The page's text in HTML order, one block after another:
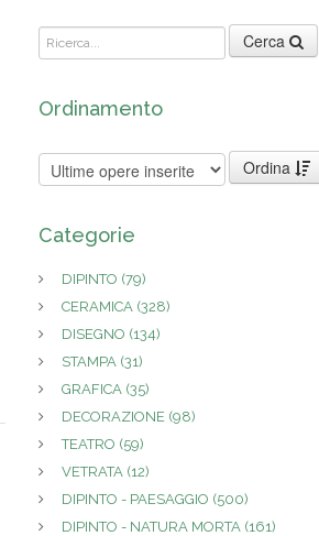
Cerca
Ordinamento
Ordina
Categorie
DIPINTO (79)
CERAMICA (328)
DISEGNO (134)
STAMPA (31)
GRAFICA (35)
DECORAZIONE (98)
TEATRO (59)
VETRATA (12)
DIPINTO - PAESAGGIO (500)
DIPINTO - NATURA MORTA (161)